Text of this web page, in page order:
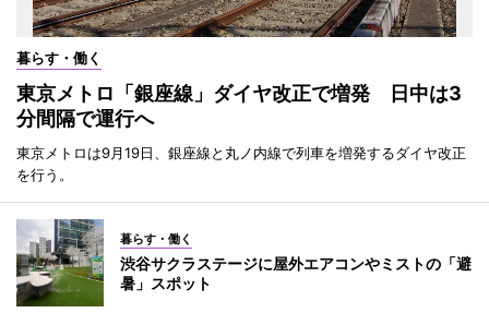
暮らす・働く
東京メトロ「銀座線」ダイヤ改正で増発 日中は3
分間隔で運行へ
東京メトロは9月19日、銀座線と丸ノ内線で列車を増発するダイヤ改正
を行う。
暮らす・働く
渋谷サクラステージに屋外エアコンやミストの「避
暑」スポット